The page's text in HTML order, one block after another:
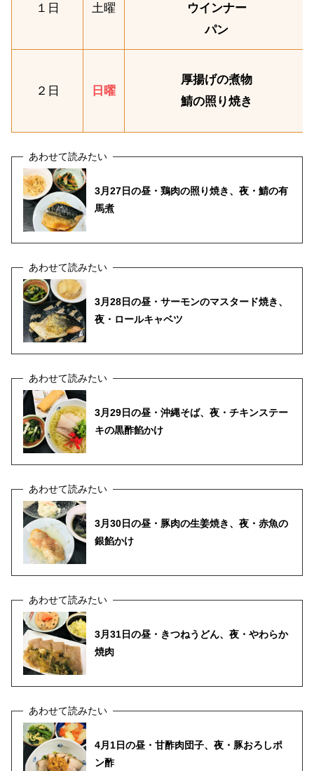
１日 土曜
ウインナー
パン
２日 日曜
厚揚げの煮物
鯖の照り焼き
3月27日の昼・鶏肉の照り焼き、夜・鯖の有
馬煮
3月28日の昼・サーモンのマスタード焼き、
夜・ロールキャベツ
3月29日の昼・沖縄そば、夜・チキンステー
キの黒酢餡かけ
3月30日の昼・豚肉の生姜焼き、夜・赤魚の
銀餡かけ
3月31日の昼・きつねうどん、夜・やわらか
焼肉
4月1日の昼・甘酢肉団子、夜・豚おろしポ
ン酢